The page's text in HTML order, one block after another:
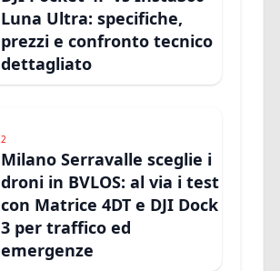
Luna Ultra: specifiche,
prezzi e confronto tecnico
dettagliato
2
Milano Serravalle sceglie i
droni in BVLOS: al via i test
con Matrice 4DT e DJI Dock
3 per traffico ed
emergenze